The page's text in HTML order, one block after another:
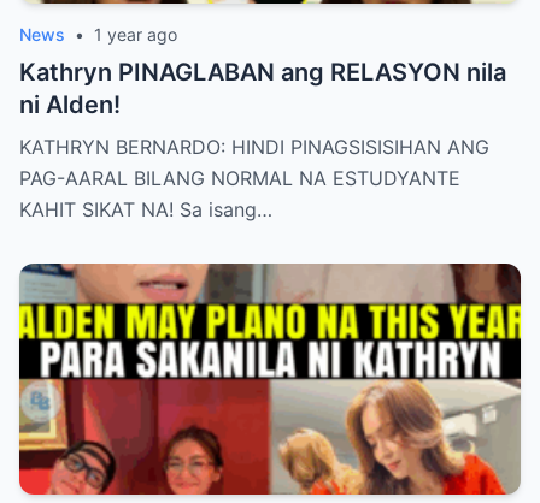
News • 1 year ago
Kathryn PINAGLABAN ang RELASYON nila
ni Alden!
KATHRYN BERNARDO: HINDI PINAGSISISIHAN ANG
PAG-AARAL BILANG NORMAL NA ESTUDYANTE
KAHIT SIKAT NA! Sa isang…